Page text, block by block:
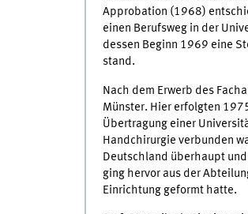
Approbation (1968)
einen Berufsweg in der
dessen Beginn 1969 eine
stand.
Nach dem Erwerb des
Münster. Hier erfolgten
Übertragung einer
Handchirurgie verbunden
Deutschland überhaupt
ging hervor aus der
Einrichtung geformt hatte.